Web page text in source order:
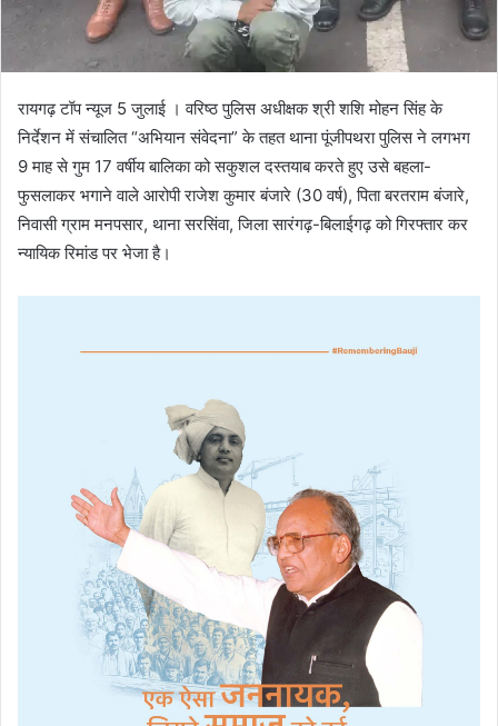
रायगढ़ टॉप न्यूज 5 जुलाई । वरिष्ठ पुलिस अधीक्षक श्री शशि मोहन सिंह के
निर्देशन में संचालित “अभियान संवेदना” के तहत थाना पूंजीपथरा पुलिस ने लगभग
9 माह से गुम 17 वर्षीय बालिका को सकुशल दस्तयाब करते हुए उसे बहला-
फुसलाकर भगाने वाले आरोपी राजेश कुमार बंजारे (30 वर्ष), पिता बरतराम बंजारे,
निवासी ग्राम मनपसार, थाना सरसिंवा, जिला सारंगढ़-बिलाईगढ़ को गिरफ्तार कर
न्यायिक रिमांड पर भेजा है।